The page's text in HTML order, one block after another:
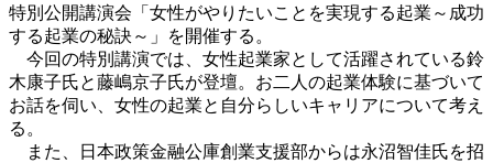
特別公開講演会「女性がやりたいことを実現する起業～成功
する起業の秘訣～」を開催する。
今回の特別講演では、女性起業家として活躍されている鈴
木康子氏と藤嶋京子氏が登壇。お二人の起業体験に基づいて
お話を伺い、女性の起業と自分らしいキャリアについて考え
る。
また、日本政策金融公庫創業支援部からは永沼智佳氏を招